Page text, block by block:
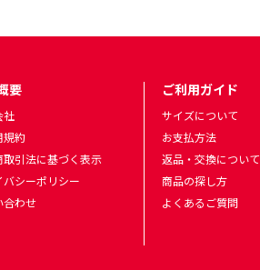
要
社
規約
取引法に基づく表示
バシーポリシー
合わせ
ご利用ガイド
サイズについて
お支払方法
返品・交換について
商品の探し方
よくあるご質問